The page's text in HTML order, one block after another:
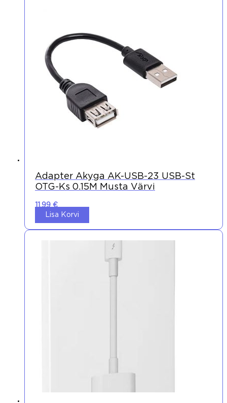
Adapter Akyga AK-USB-23 USB-St
OTG-Ks 0.15M Musta Värvi
11,99 €
Lisa Korvi